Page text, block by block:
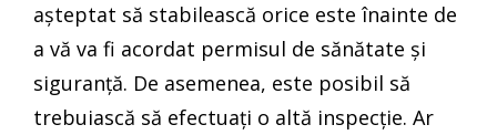
așteptat să stabilească orice este înainte de
a vă va fi acordat permisul de sănătate și
siguranță. De asemenea, este posibil să
trebuiască să efectuați o altă inspecție. Ar